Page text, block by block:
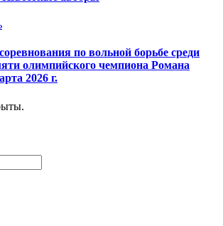
по вольной борьбе среди
олимпийского чемпиона Романа
2026 г.